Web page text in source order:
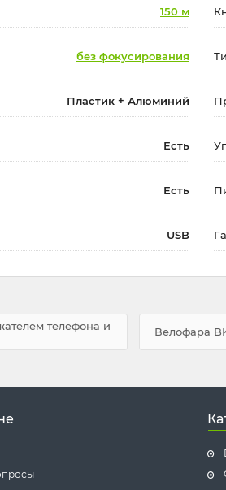
150 м
без фокусирования
Пластик + Алюминий
Есть
Есть
USB
телефона и
Велофара